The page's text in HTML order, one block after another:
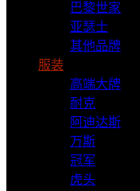
巴黎世家
亚瑟士
其他品牌
服装
高端大牌
耐克
阿迪达斯
万斯
冠军
虎头